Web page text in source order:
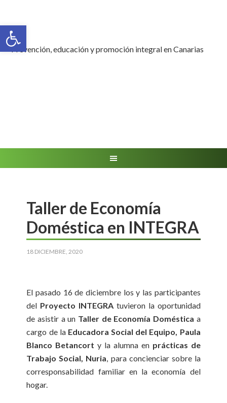
Prevención, educación y promoción integral en Canarias
Taller de Economía
Doméstica en INTEGRA
18 DICIEMBRE, 2020
El pasado 16 de diciembre los y las participantes
del Proyecto INTEGRA tuvieron la oportunidad
de asistir a un Taller de Economía Doméstica a
cargo de la Educadora Social del Equipo, Paula
Blanco Betancort y la alumna en prácticas de
Trabajo Social, Nuria, para concienciar sobre la
corresponsabilidad familiar en la economía del
hogar.
Abrir barra de herramientas